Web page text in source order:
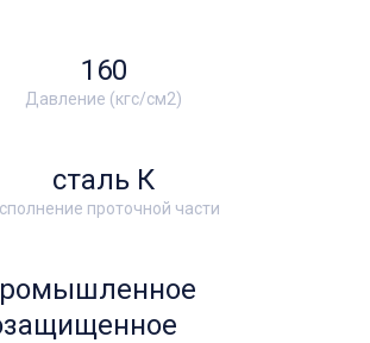
Давление (кгс/см2)
160
проточной части
сталь К